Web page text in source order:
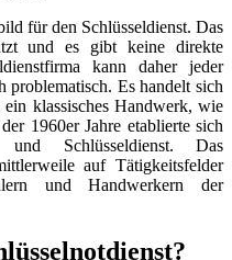
für den Schlüsseldienst. Das
und es gibt keine direkte
kann daher jeder
problematisch. Es handelt sich
klassisches Handwerk, wie
1960er Jahre etablierte sich
Schlüsseldienst. Das
auf Tätigkeitsfelder
und Handwerkern der